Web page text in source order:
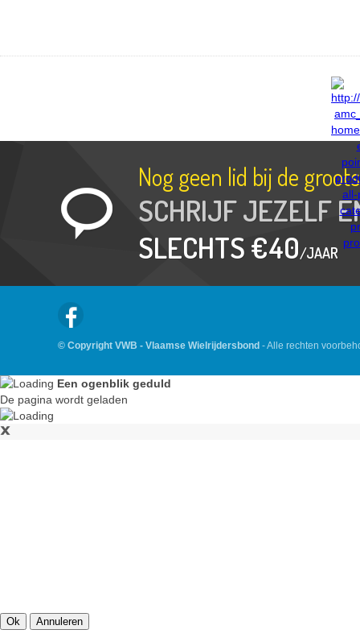
Nog geen lid bij de
SCHRIJF JEZELF
SLECHTS €40/JAAR
© Copyright VWB - Vlaamse Wielrijdersbond - Alle rechten
Een ogenblik geduld
De pagina wordt geladen